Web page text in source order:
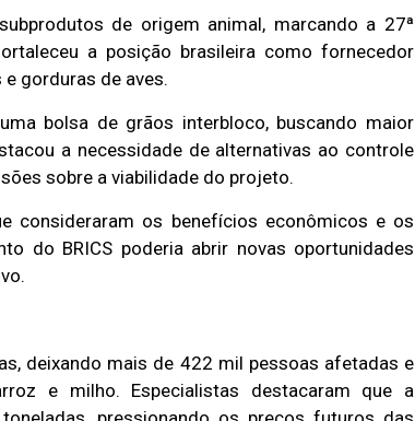
de origem animal, marcando a 27ª
a posição brasileira como fornecedor
gorduras de aves.
bolsa de grãos interbloco, buscando maior
a necessidade de alternativas ao controle
sobre a viabilidade do projeto.
consideraram os benefícios econômicos e os
do BRICS poderia abrir novas oportunidades
deixando mais de 422 mil pessoas afetadas e
e milho. Especialistas destacaram que a